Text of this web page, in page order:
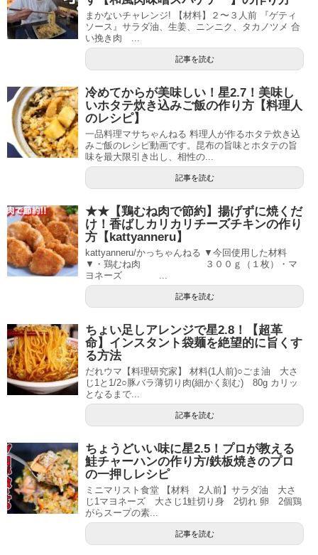
まかないチャレンジ! 【材料】２〜３人前 『ゲティ
ソース』サラダ油、生姜、ニンニク、タカノツメ 合
い挽き肉 ...
記事を読む
冷めてからが美味しい！星2.7！美味し
いホタテ炊き込みご飯の作り方【料理人
のレシピ】
一品料理マサちゃんねる 料理人が作るホタテ炊き込
みご飯のレシピ動画です。昆布の旨味とホタテの旨
味を最大限引き出し、相性の...
記事を読む
★★【鶏むね肉で節約】揚げずに焼くだ
け！香ばしカリカリチーズチキンの作り
方【kattyanneru】
kattyanneru/かっちゃんねる ▼今回使用した材料
▼・鶏むね肉 ３００ｇ（１枚）・マ
ヨネーズ ...
記事を読む
ちょい足しアレンジで星2.8！【超革
命】インスタント袋麺を絶望的に旨くす
る方法
だれウマ【料理研究家】 材料(1人前)○ごま油 大さ
じ1と1/2○豚バラ薄切り肉(細かく刻む) 80g カリッ
となるまで...
記事を読む
ちょうどいい味に星2.5！プロが教える
鮭チャーハンの作り方/鉄板焼きのプロ
の一押しレシピ
ミニマリスト食堂 【材料 2人前】サラダ油 大さ
じ1マヨネーズ 大さじ1鮭切り身 2切れ 卵 2個鶏
がらスープの素...
記事を読む